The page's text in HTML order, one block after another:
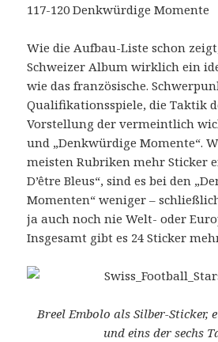
117-120 Denkwürdige Momente
Wie die Aufbau-Liste schon
Schweizer Album wirklich ein
wie das französische.
Qualifikationsspiele, die Taktik
Vorstellung der vermeintlich
und „Denkwürdige Momente“.
meisten Rubriken mehr Sticker
D’être Bleus“, sind es bei den
Momenten“ weniger –
ja auch noch nie Welt- oder
Insgesamt gibt es 24 Sticker
Breel Embolo als Silber-Sticker,
und eins der sechs